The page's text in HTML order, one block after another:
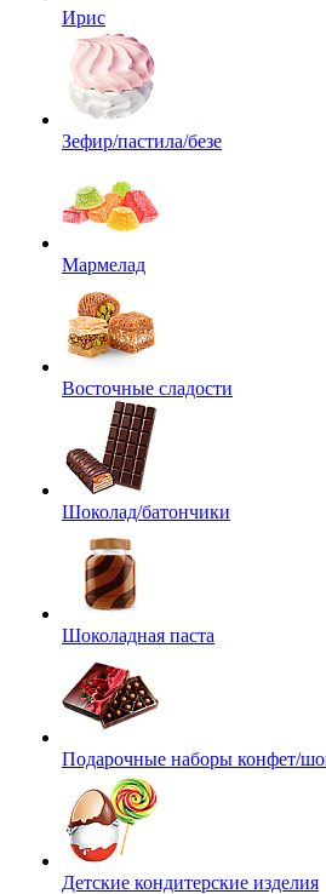
Ирис
Зефир/пастила/безе
Мармелад
Восточные сладости
Шоколад/батончики
Шоколадная паста
Подарочные наборы конфет/
Детские кондитерские изделия